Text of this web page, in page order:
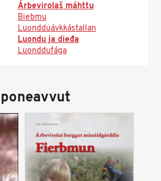
Árbevirolaš máhttu
Biebmu
Luondduávkkástallan
Luondu ja dieđa
Luonddufága